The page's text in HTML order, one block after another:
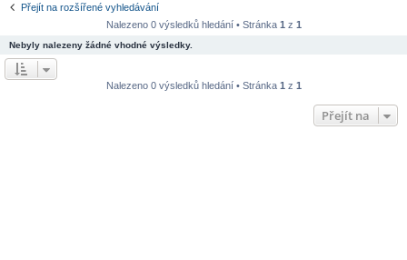
Přejít na rozšířené vyhledávání
Nalezeno 0 výsledků hledání • Stránka 1 z 1
Nebyly nalezeny žádné vhodné výsledky.
Nalezeno 0 výsledků hledání • Stránka 1 z 1
Přejít na